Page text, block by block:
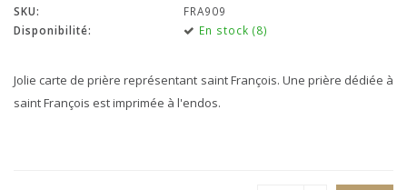
SKU:
FRA909
Disponibilité:
En stock (8)
Jolie carte de prière représentant saint François. Une prière dédiée à
saint François est imprimée à l'endos.